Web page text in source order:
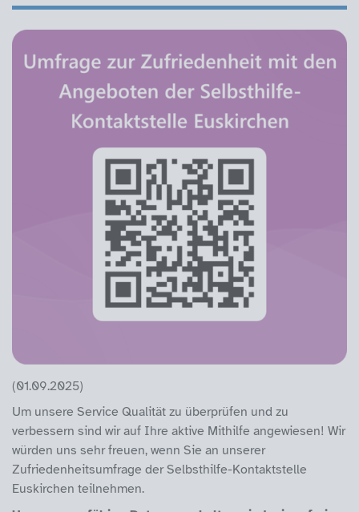
(01.09.2025)
Um unsere Service Qualität zu überprüfen und zu
verbessern sind wir auf Ihre aktive Mithilfe angewiesen! Wir
würden uns sehr freuen, wenn Sie an unserer
Zufriedenheitsumfrage der Selbsthilfe-Kontaktstelle
Euskirchen teilnehmen.